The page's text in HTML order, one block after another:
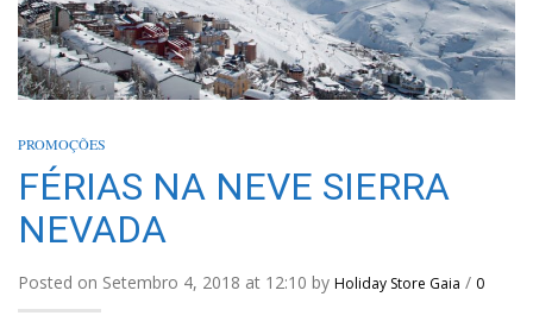
PROMOÇÕES
FÉRIAS NA NEVE SIERRA
NEVADA
Posted on Setembro 4, 2018 at 12:10 by Holiday Store Gaia / 0